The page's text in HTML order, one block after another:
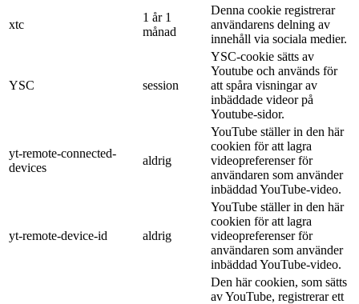
xtc
1 år 1
månad
Denna cookie registrerar
användarens delning av
innehåll via sociala medier.
YSC session
YSC-cookie sätts av
Youtube och används för
att spåra visningar av
inbäddade videor på
Youtube-sidor.
yt-remote-connected-
devices
aldrig
YouTube ställer in den här
cookien för att lagra
videopreferenser för
användaren som använder
inbäddad YouTube-video.
yt-remote-device-id aldrig
YouTube ställer in den här
cookien för att lagra
videopreferenser för
användaren som använder
inbäddad YouTube-video.
Den här cookien, som sätts
av YouTube, registrerar ett